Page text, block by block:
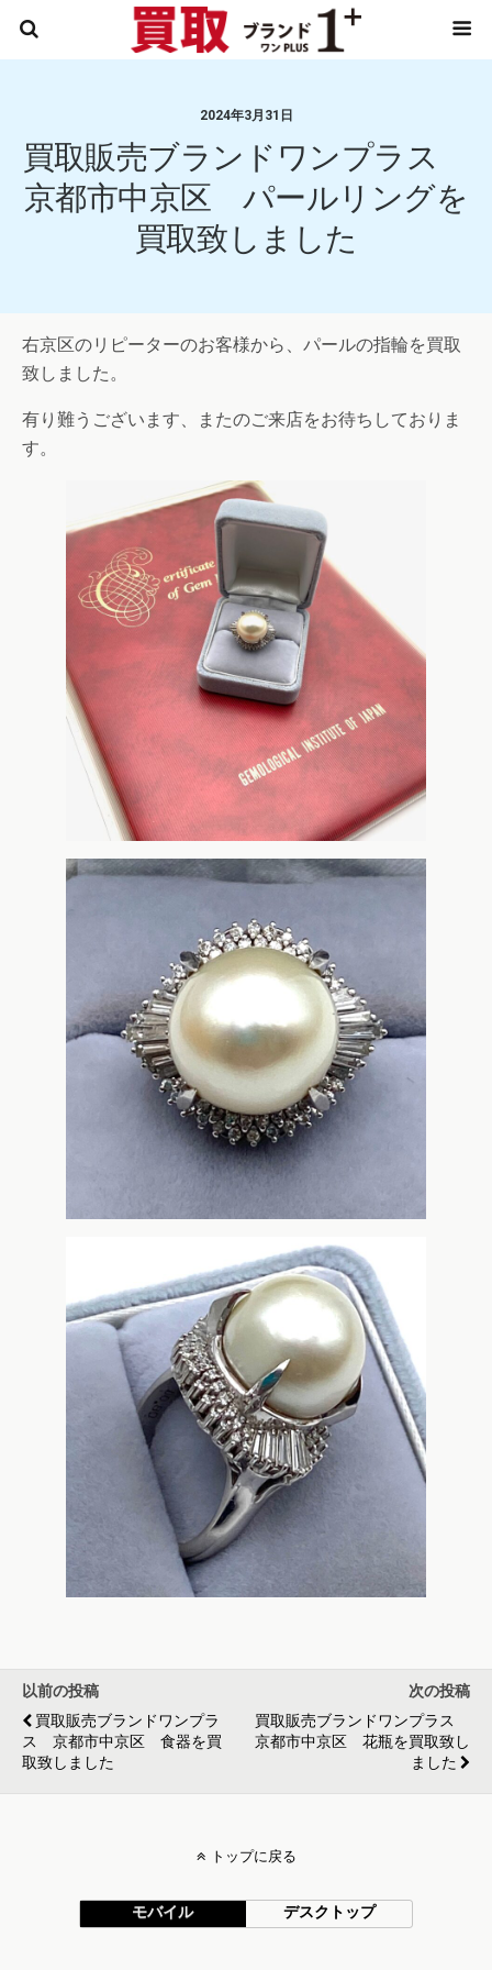
2024年3月31日
買取販売ブランドワンプラス
京都市中京区 パールリングを
買取致しました
右京区のリピーターのお客様から、パールの指輪を買取
致しました。
有り難うございます、またのご来店をお待ちしておりま
す。
以前の投稿
買取販売ブランドワンプラ
ス 京都市中京区 食器を買
取致しました
次の投稿
買取販売ブランドワンプラス
京都市中京区 花瓶を買取致し
ました
トップに戻る
モバイル デスクトップ